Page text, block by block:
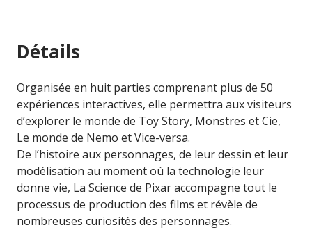
Détails
Organisée en huit parties comprenant plus de 50
expériences interactives, elle permettra aux visiteurs
d’explorer le monde de Toy Story, Monstres et Cie,
Le monde de Nemo et Vice-versa.
De l’histoire aux personnages, de leur dessin et leur
modélisation au moment où la technologie leur
donne vie, La Science de Pixar accompagne tout le
processus de production des films et révèle de
nombreuses curiosités des personnages.